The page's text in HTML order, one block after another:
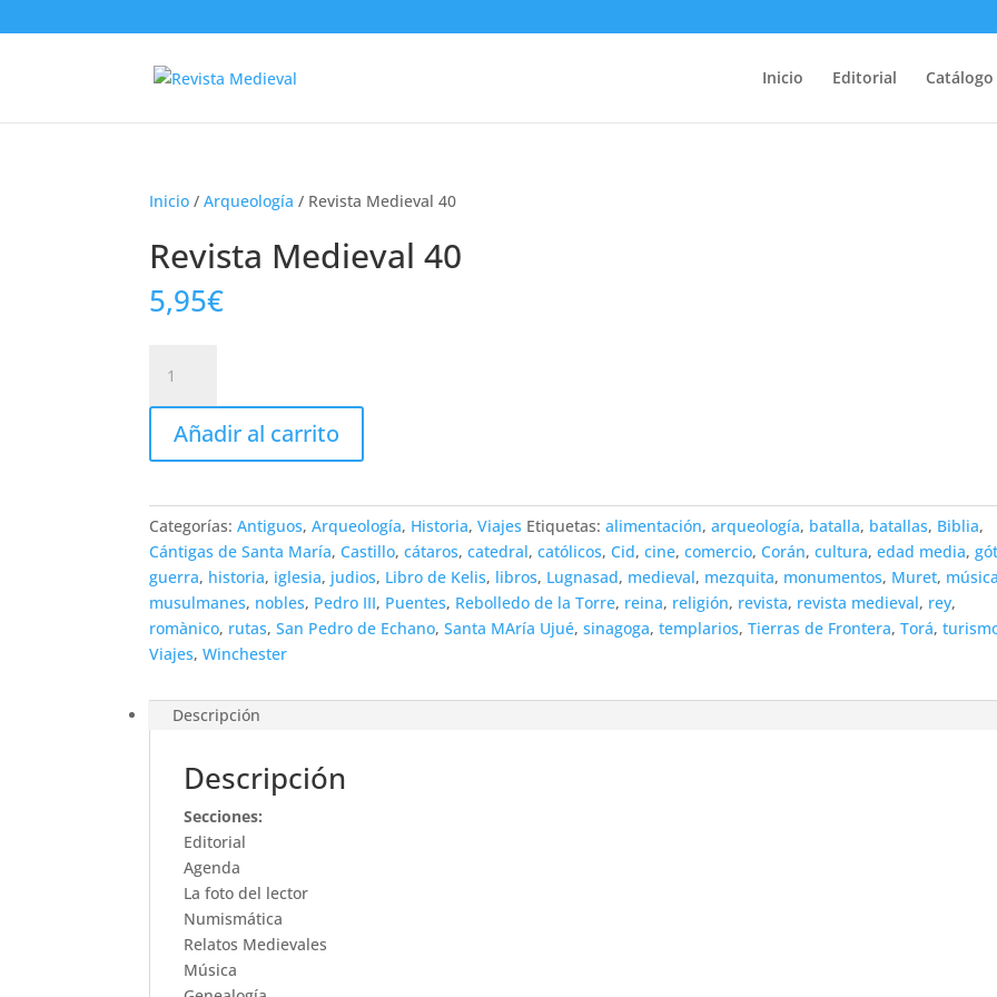
Inicio Editorial Catálogo
Inicio /Arqueología / Revista Medieval 40
Revista Medieval 40
5,95€
Medieval
40
cantidad
Añadir al carrito
Categorías:Antiguos,Arqueología, Historia,Viajes Etiquetas:alimentación,arqueología, batalla, batallas, Biblia,
Cántigas de Santa María,Castillo,cátaros,catedral,católicos,Cid,cine,comercio,Corán,cultura,edad media,
guerra, historia, iglesia, judios, Libro de Kelis, libros, Lugnasad, medieval, mezquita, monumentos, Muret, música
musulmanes, nobles, Pedro III, Puentes, Rebolledo de la Torre, reina, religión, revista, revista medieval, rey,
romànico, rutas,San Pedro de Echano,Santa MAría Ujué,sinagoga,templarios,Tierras de Frontera,Torá,
Viajes,Winchester
Descripción
Descripción
Secciones:
Editorial
Agenda
La foto del lector
Numismática
Relatos Medievales
Música